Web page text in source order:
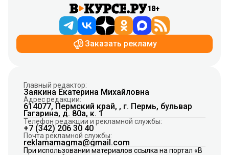
18+
Заказать рекламу
Главный редактор:
Заякина Екатерина Михайловна
Адрес редакции:
614077, Пермский край, , г. Пермь, бульвар
Гагарина, д. 80а, к. 1
Телефон редакции и рекламной службы:
+7 (342) 206 30 40
Почта рекламной службы:
reklamamagma@gmail.com
При использовании материалов ссылка на портал «В